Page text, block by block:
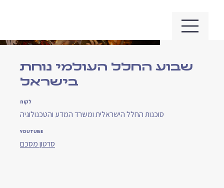
שבוע החלל העולמי נוחת
בישראל
לקוח
סוכנות החלל הישראלית ומשרד המדע והטכנולוגיה
YOUTUBE
סרטון מסכם